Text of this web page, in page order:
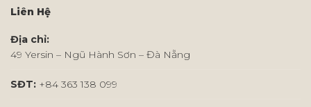
Liên Hệ
Địa chỉ:
49 Yersin – Ngũ Hành Sơn – Đà Nẵng
SĐT: +84 363 138 099